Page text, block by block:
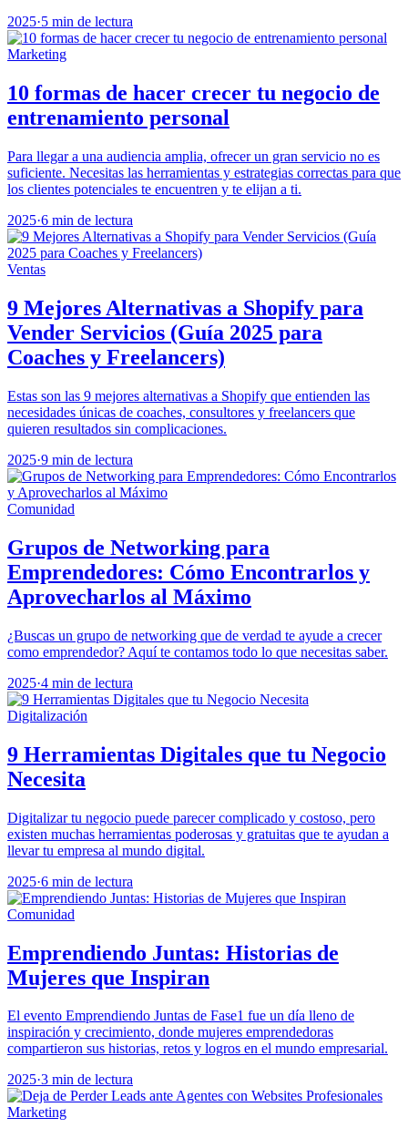
2025·5 min de lectura
Marketing
10 formas de hacer crecer tu negocio de
entrenamiento personal
Para llegar a una audiencia amplia, ofrecer un gran servicio no es
suficiente. Necesitas las herramientas y estrategias correctas para que
los clientes potenciales te encuentren y te elijan a ti.
2025·6 min de lectura
Ventas
9 Mejores Alternativas a Shopify para
Vender Servicios (Guía 2025 para
Coaches y Freelancers)
Estas son las 9 mejores alternativas a Shopify que entienden las
necesidades únicas de coaches, consultores y freelancers que
quieren resultados sin complicaciones.
2025·9 min de lectura
Comunidad
Grupos de Networking para
Emprendedores: Cómo Encontrarlos y
Aprovecharlos al Máximo
¿Buscas un grupo de networking que de verdad te ayude a crecer
como emprendedor? Aquí te contamos todo lo que necesitas saber.
2025·4 min de lectura
Digitalización
9 Herramientas Digitales que tu Negocio
Necesita
Digitalizar tu negocio puede parecer complicado y costoso, pero
existen muchas herramientas poderosas y gratuitas que te ayudan a
llevar tu empresa al mundo digital.
2025·6 min de lectura
Comunidad
Emprendiendo Juntas: Historias de
Mujeres que Inspiran
El evento Emprendiendo Juntas de Fase1 fue un día lleno de
inspiración y crecimiento, donde mujeres emprendedoras
compartieron sus historias, retos y logros en el mundo empresarial.
2025·3 min de lectura
Marketing